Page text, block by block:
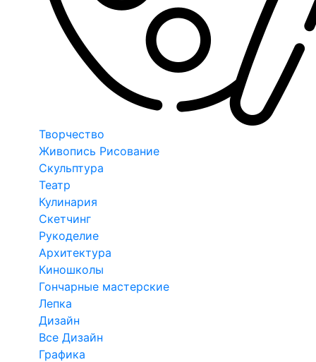
Творчество
Живопись Рисование
Скульптура
Театр
Кулинария
Скетчинг
Рукоделие
Архитектура
Киношколы
Гончарные мастерские
Лепка
Дизайн
Все Дизайн
Графика